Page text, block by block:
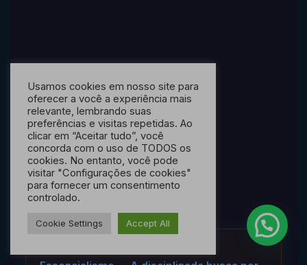
Usamos cookies em nosso site para
oferecer a você a experiência mais
relevante, lembrando suas
preferências e visitas repetidas. Ao
clicar em “Aceitar tudo”, você
concorda com o uso de TODOS os
cookies. No entanto, você pode
visitar "Configurações de cookies"
para fornecer um consentimento
controlado.
Cookie Settings Accept All